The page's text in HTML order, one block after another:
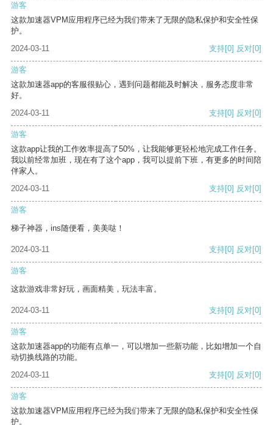
游客
这款加速器VPM应用程序已经为我们带来了无限的隐私保护和安全性保
护。
2024-03-11
支持[0] 反对[0]
游客
这款加速器app的客服很贴心，遇到问题都能及时解决，服务态度非常
好。
2024-03-11
支持[0] 反对[0]
游客
这款app让我的工作效率提高了50%，让我能够更轻松地完成工作任务。
我以前经常加班，现在有了这个app，我可以提前下班，有更多的时间陪
伴家人。
2024-03-11
支持[0] 反对[0]
游客
梯子神器，ins随便看，美美哒！
2024-03-11 支持[0] 反对[0]
游客
这款游戏非常好玩，画面精美，玩法丰富。
2024-03-11 支持[0] 反对[0]
游客
这款加速器app的功能有点单一，可以增加一些新功能，比如增加一个自
动切换线路的功能。
2024-03-11
支持[0] 反对[0]
游客
这款加速器VPM应用程序已经为我们带来了无限的隐私保护和安全性保
护。